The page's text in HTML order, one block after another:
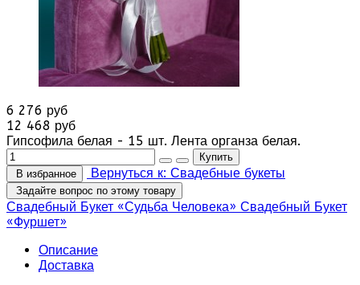
6 276 руб
12 468 руб
Гипсофила белая - 15 шт. Лента органза белая.
В избранное Вернуться к: Свадебные букеты
Задайте вопрос по этому товару
Свадебный Букет «Судьба Человека» Свадебный Букет
«Фуршет»
Описание
Доставка